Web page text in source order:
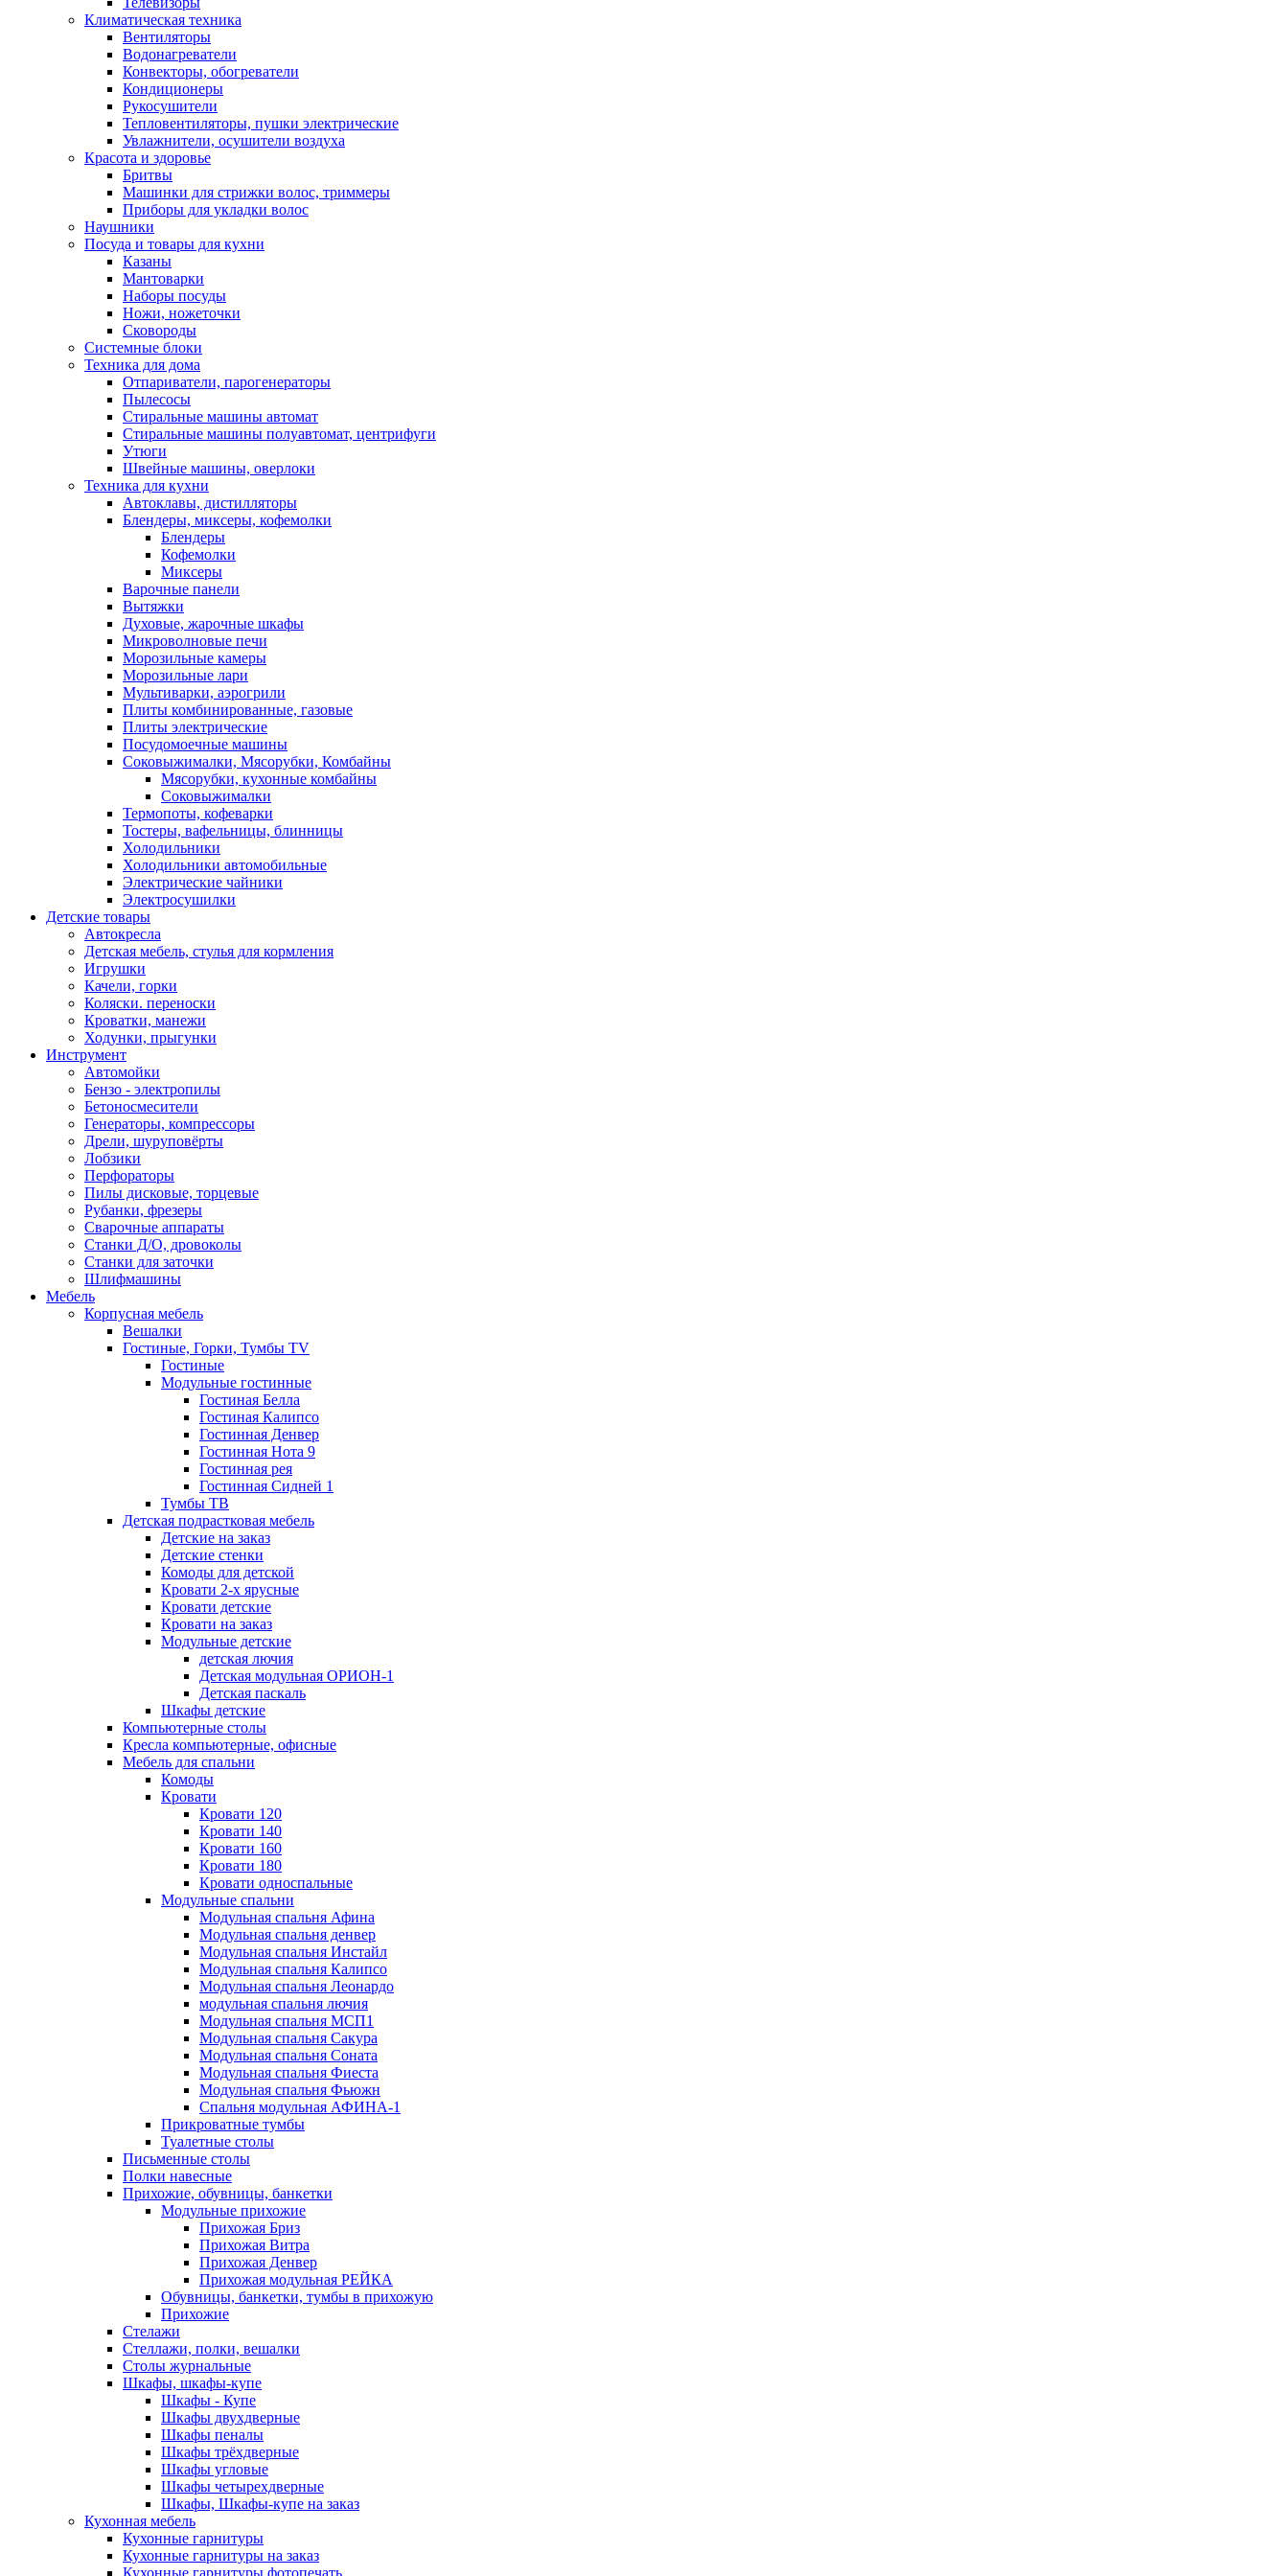
Климатическая техника
Вентиляторы
Водонагреватели
Конвекторы, обогреватели
Кондиционеры
Рукосушители
Тепловентиляторы, пушки электрические
Увлажнители, осушители воздуха
Красота и здоровье
Бритвы
Машинки для стрижки волос, триммеры
Приборы для укладки волос
Наушники
Посуда и товары для кухни
Казаны
Мантоварки
Наборы посуды
Ножи, ножеточки
Сковороды
Системные блоки
Техника для дома
Отпариватели, парогенераторы
Пылесосы
Стиральные машины автомат
Стиральные машины полуавтомат, центрифуги
Утюги
Швейные машины, оверлоки
Техника для кухни
Автоклавы, дистилляторы
Блендеры, миксеры, кофемолки
Блендеры
Кофемолки
Миксеры
Варочные панели
Вытяжки
Духовые, жарочные шкафы
Микроволновые печи
Морозильные камеры
Морозильные лари
Мультиварки, аэрогрили
Плиты комбинированные, газовые
Плиты электрические
Посудомоечные машины
Соковыжималки, Мясорубки, Комбайны
Мясорубки, кухонные комбайны
Соковыжималки
Термопоты, кофеварки
Тостеры, вафельницы, блинницы
Холодильники
Холодильники автомобильные
Электрические чайники
Электросушилки
Детские товары
Автокресла
Детская мебель, стулья для кормления
Игрушки
Качели, горки
Коляски. переноски
Кроватки, манежи
Ходунки, прыгунки
Инструмент
Автомойки
Бензо - электропилы
Бетоносмесители
Генераторы, компрессоры
Дрели, шуруповёрты
Лобзики
Перфораторы
Пилы дисковые, торцевые
Рубанки, фрезеры
Сварочные аппараты
Станки Д/О, дровоколы
Станки для заточки
Шлифмашины
Мебель
Корпусная мебель
Вешалки
Гостиные, Горки, Тумбы TV
Гостиные
Модульные гостинные
Гостиная Белла
Гостиная Калипсо
Гостинная Денвер
Гостинная Нота 9
Гостинная рея
Гостинная Сидней 1
Тумбы ТВ
Детская подрастковая мебель
Детские на заказ
Детские стенки
Комоды для детской
Кровати 2-х ярусные
Кровати детские
Кровати на заказ
Модульные детские
детская лючия
Детская модульная ОРИОН-1
Детская паскаль
Шкафы детские
Компьютерные столы
Кресла компьютерные, офисные
Мебель для спальни
Комоды
Кровати
Кровати 120
Кровати 140
Кровати 160
Кровати 180
Кровати односпальные
Модульные спальни
Модульная спальня Афина
Модульная спальня денвер
Модульная спальня Инстайл
Модульная спальня Калипсо
Модульная спальня Леонардо
модульная спальня лючия
Модульная спальня МСП1
Модульная спальня Сакура
Модульная спальня Соната
Модульная спальня Фиеста
Модульная спальня Фьюжн
Спальня модульная АФИНА-1
Прикроватные тумбы
Туалетные столы
Письменные столы
Полки навесные
Прихожие, обувницы, банкетки
Модульные прихожие
Прихожая Бриз
Прихожая Витра
Прихожая Денвер
Прихожая модульная РЕЙКА
Обувницы, банкетки, тумбы в прихожую
Прихожие
Стелажи
Стеллажи, полки, вешалки
Столы журнальные
Шкафы, шкафы-купе
Шкафы - Купе
Шкафы двухдверные
Шкафы пеналы
Шкафы трёхдверные
Шкафы угловые
Шкафы четырехдверные
Шкафы, Шкафы-купе на заказ
Кухонная мебель
Кухонные гарнитуры
Кухонные гарнитуры на заказ